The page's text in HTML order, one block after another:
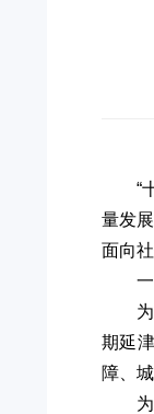
“
量发
面向
期延
障、